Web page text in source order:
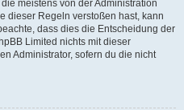
meistens von der Administration
dieser Regeln verstoßen hast, kann
dass dies die Entscheidung der
Limited nichts mit dieser
Administrator, sofern du die nicht